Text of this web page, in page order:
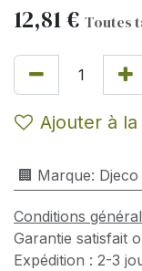
12,81€ Toutes
Ajouter à
🏢 Marque: Djeco
Conditions
Garantie satisfait
Expédition : 2-3